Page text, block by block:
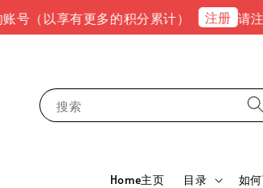
（以享有更多的积分累计） 注册 请注意
搜索
Home主页 目录 如